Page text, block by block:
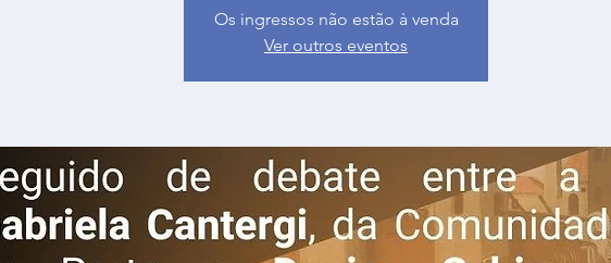
Os ingressos não estão à venda
Ver outros eventos